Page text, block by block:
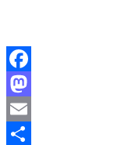
Facebook
Mastodon
Email